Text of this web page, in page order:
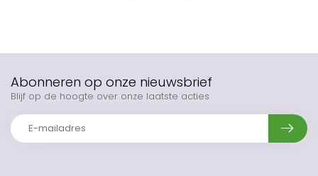
Abonneren op onze nieuwsbrief
Blijf op de hoogte over onze laatste acties